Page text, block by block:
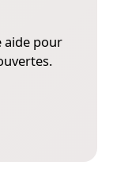
aide pour